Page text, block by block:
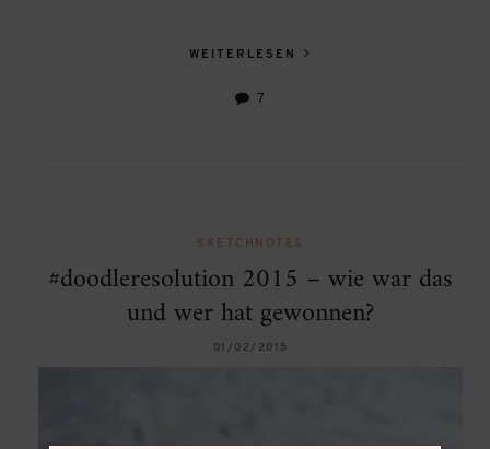
WEITERLESEN
7
SKETCHNOTES
#doodleresolution 2015 – wie war das
und wer hat gewonnen?
01/02/2015